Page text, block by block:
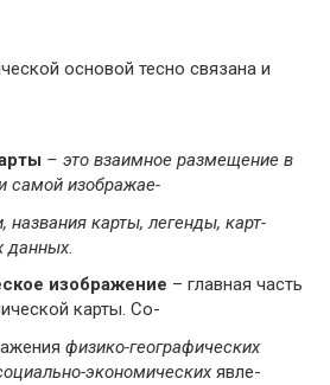
основой тесно связана и
– это взаимное размещение в
самой изображае-
названия карты, легенды, карт-
данных.
изображение – главная часть
карты. Со-
физико-географических
экономических явле-